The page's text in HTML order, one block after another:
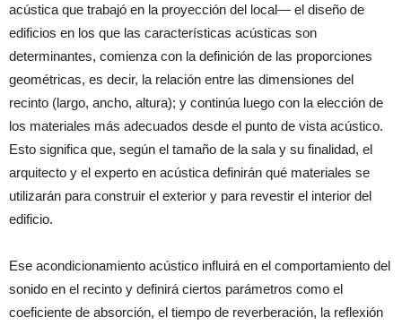
acústica que trabajó en la proyección del local— el diseño de
edificios en los que las características acústicas son
determinantes, comienza con la definición de las proporciones
geométricas, es decir, la relación entre las dimensiones del
recinto (largo, ancho, altura); y continúa luego con la elección de
los materiales más adecuados desde el punto de vista acústico.
Esto significa que, según el tamaño de la sala y su finalidad, el
arquitecto y el experto en acústica definirán qué materiales se
utilizarán para construir el exterior y para revestir el interior del
edificio.
Ese acondicionamiento acústico influirá en el comportamiento del
sonido en el recinto y definirá ciertos parámetros como el
coeficiente de absorción, el tiempo de reverberación, la reflexión